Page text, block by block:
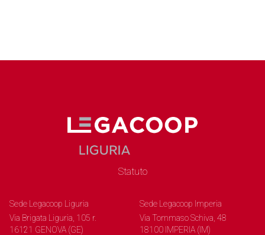
Statuto
Sede Legacoop Liguria
Via Brigata Liguria, 105 r.
16121 GENOVA (GE)
Sede Legacoop Imperia
Via Tommaso Schiva, 48
18100 IMPERIA (IM)